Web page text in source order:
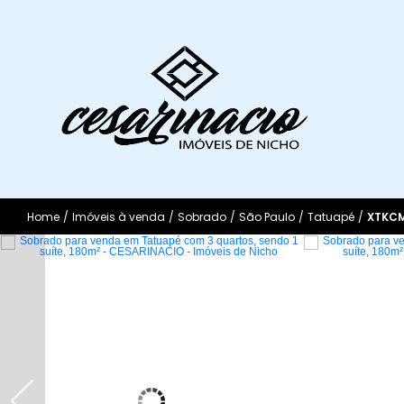
Home / Imóveis à venda / Sobrado / São Paulo / Tatuapé /